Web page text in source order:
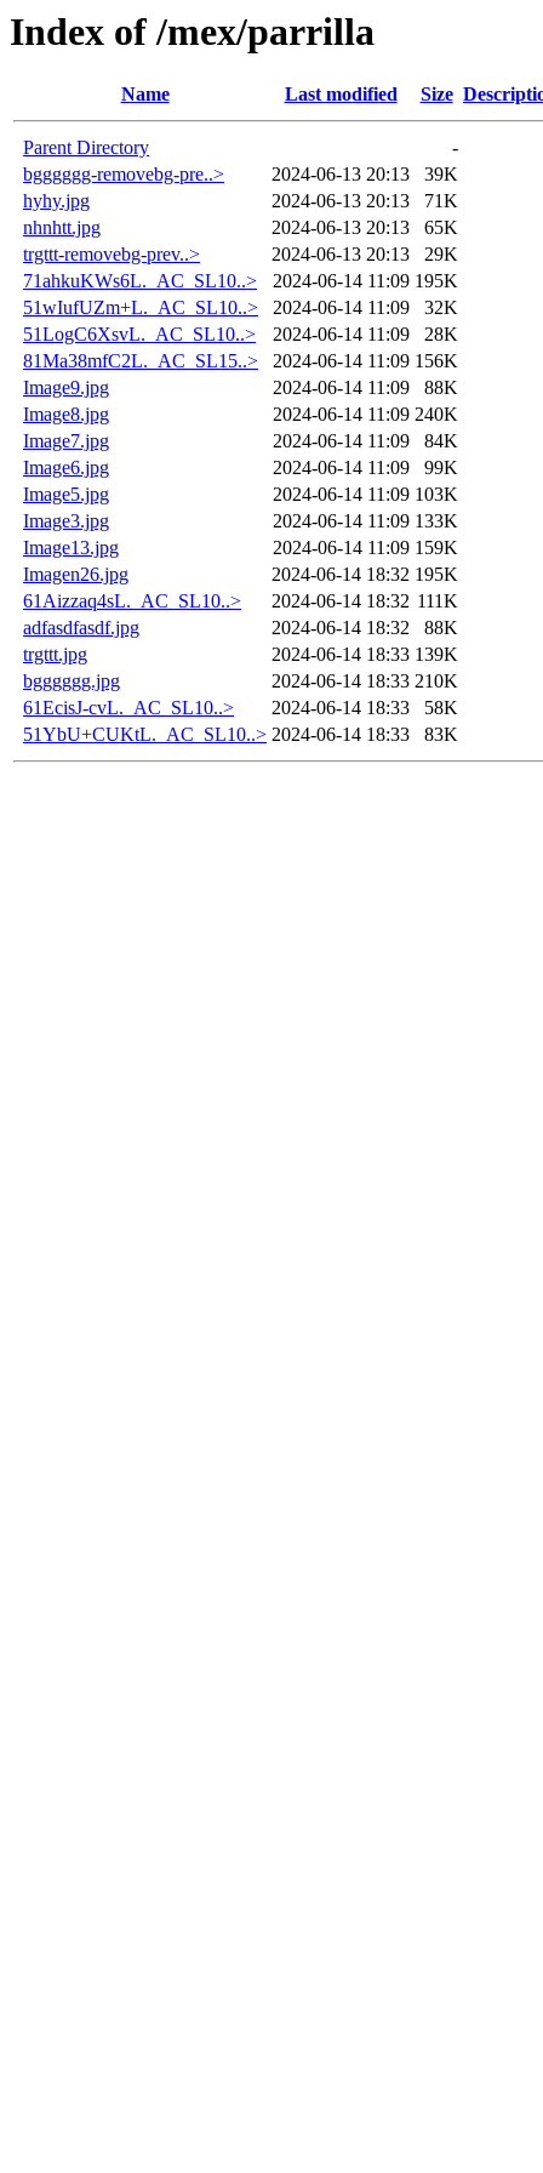
Index of /mex/parrilla
Name Last modified Size
Parent Directory
-
bgggggg-removebg-pre..>
2024-06-13 20:13
39K
hyhy.jpg
2024-06-13 20:13
71K
nhnhtt.jpg
2024-06-13 20:13
65K
trgttt-removebg-prev..>
2024-06-13 20:13
29K
71ahkuKWs6L._AC_SL10..>
2024-06-14 11:09 195K
51wIufUZm+L._AC_SL10..>
2024-06-14 11:09
32K
51LogC6XsvL._AC_SL10..>
2024-06-14 11:09
28K
81Ma38mfC2L._AC_SL15..>
2024-06-14 11:09 156K
Image9.jpg
2024-06-14 11:09
88K
Image8.jpg
2024-06-14 11:09 240K
Image7.jpg
2024-06-14 11:09
84K
Image6.jpg
2024-06-14 11:09
99K
Image5.jpg
2024-06-14 11:09 103K
Image3.jpg
2024-06-14 11:09 133K
Image13.jpg
2024-06-14 11:09 159K
Imagen26.jpg
2024-06-14 18:32 195K
61Aizzaq4sL._AC_SL10..>
2024-06-14 18:32 111K
adfasdfasdf.jpg
2024-06-14 18:32
88K
trgttt.jpg
2024-06-14 18:33 139K
bgggggg.jpg
2024-06-14 18:33 210K
61EcisJ-cvL._AC_SL10..>
2024-06-14 18:33
58K
51YbU+CUKtL._AC_SL10..> 2024-06-14 18:33 83K